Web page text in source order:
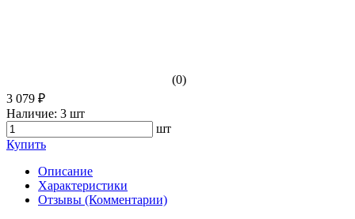
(0)
3 079 ₽
Наличие: 3 шт
шт
Купить
Описание
Характеристики
Отзывы (Комментарии)